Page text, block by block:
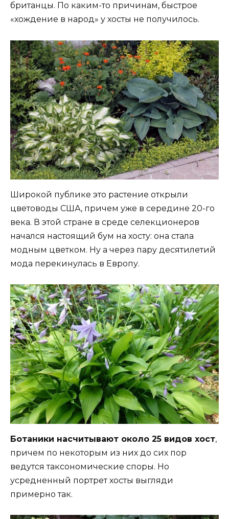
британцы. По каким-то причинам, быстрое
«хождение в народ» у хосты не получилось.
Широкой публике это растение открыли
цветоводы США, причем уже в середине 20-го
века. В этой стране в среде селекционеров
начался настоящий бум на хосту: она стала
модным цветком. Ну а через пару десятилетий
мода перекинулась в Европу.
Ботаники насчитывают около 25 видов хост,
причем по некоторым из них до сих пор
ведутся таксономические споры. Но
усредненный портрет хосты выгляди
примерно так.